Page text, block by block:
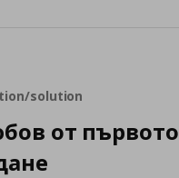
solution
от първото